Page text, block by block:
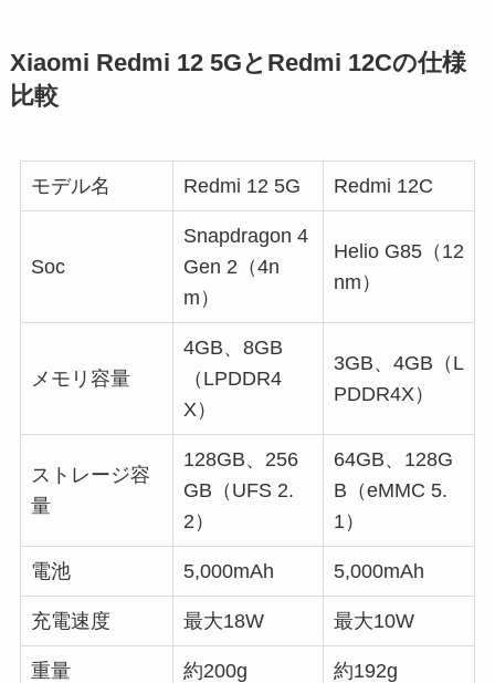
Xiaomi Redmi 12 5GとRedmi 12Cの仕様
比較
モデル名 Redmi 12 5G Redmi 12C
Soc
Snapdragon 4
Gen 2（4n
m）
Helio G85（12
nm）
メモリ容量
4GB、8GB
（LPDDR4
X）
3GB、4GB（L
PDDR4X）
ストレージ容
量
128GB、256
GB（UFS 2.
2）
64GB、128G
B（eMMC 5.
1）
電池 5,000mAh 5,000mAh
充電速度 最大18W 最大10W
重量 約200g 約192g